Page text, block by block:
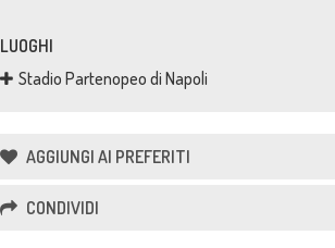
LUOGHI
Stadio Partenopeo di Napoli
AGGIUNGI AI PREFERITI
CONDIVIDI